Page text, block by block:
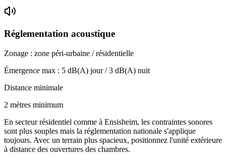
Réglementation acoustique
Zonage : zone péri-urbaine / résidentielle
Émergence max : 5 dB(A) jour /3 dB(A) nuit
Distance minimale
2 mètres minimum
En secteur résidentiel comme à Ensisheim, les contraintes sonores
sont plus souples mais la réglementation nationale s'applique
toujours. Avec un terrain plus spacieux, positionnez l'unité extérieure
à distance des ouvertures des chambres.